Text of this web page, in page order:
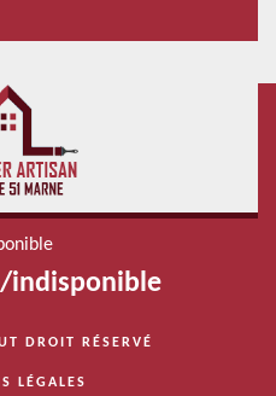
/indisponible
DROIT RÉSERVÉ
LÉGALES